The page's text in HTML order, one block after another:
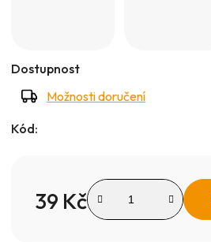
Dostupnost
Možnosti doručení
Kód:
39 Kč
Měrná cena:
hvězdiček.